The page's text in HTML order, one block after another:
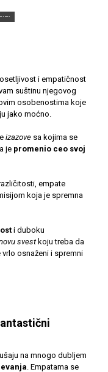
i empatičnost
suštinu njegovog
osobenostima koje
jako moćno.
izazove sa kojima se
je promenio ceo svoj
empate
koja je spremna
i duboku
svest koju treba da
osnaženi i spremni
na mnogo dubljem
. Empatama se